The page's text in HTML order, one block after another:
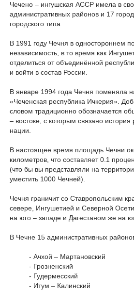
Чечено – ингушская АССР имела в
административных районов и 17
городского типа
В 1991 году Чечня в одностороннем
независимость, в то время как
отделиться от объединённой
и войти в состав России.
В январе 1994 года Чечня поменяла
«Чеченская республика Ичкерия».
словом традиционно обозначается
– востоке, с которым связано
нации.
В настоящее время площадь Чечни
километров, что составляет 0.1
(что бы вы представляли на
уместить 1000 Чечней).
Чечня граничит со Ставропольским
севере, Ингушетией и Северной
на юго – западе и Дагестаном же на
В Чечне 15 административных
- Ачхой – Мартановский
- Грозненский
- Гудермесский
- Итум – Калинский